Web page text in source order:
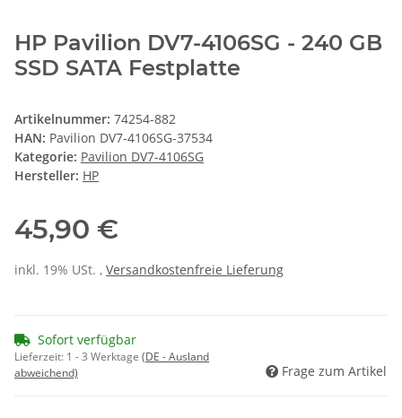
HP Pavilion DV7-4106SG - 240 GB
SSD SATA Festplatte
Artikelnummer: 74254-882
HAN: Pavilion DV7-4106SG-37534
Kategorie: Pavilion DV7-4106SG
Hersteller: HP
45,90 €
inkl. 19% USt. , Versandkostenfreie Lieferung
Sofort verfügbar
Lieferzeit: 1 - 3 Werktage (DE - Ausland
abweichend)
Frage zum Artikel